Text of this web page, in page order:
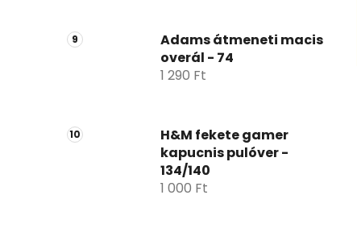
Adams átmeneti macis
overál - 74
1 290 Ft
H&M fekete gamer
kapucnis pulóver -
134/140
1 000 Ft